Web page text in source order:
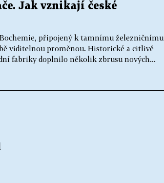
Jak vznikají české
připojený k tamnímu železničnímu
viditelnou proměnou. Historické a citlivě
fabriky doplnilo několik zbrusu nových...